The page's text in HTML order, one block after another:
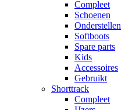
Compleet
Schoenen
Onderstellen
Softboots
Spare parts
Kids
Accessoires
Gebruikt
Shorttrack
Compleet